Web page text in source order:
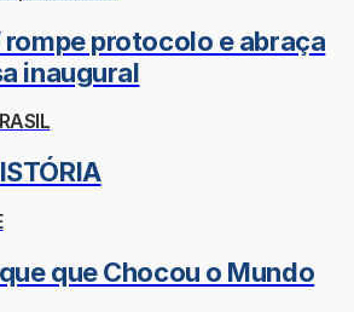
rompe protocolo e abraça
inaugural
que Chocou o Mundo